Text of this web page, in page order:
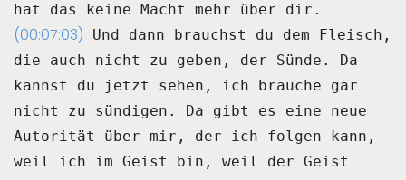
hat das keine Macht mehr über dir.
(00:07:03)
Und dann brauchst du dem Fleisch,
die auch nicht zu geben, der Sünde.
Da
kannst du jetzt sehen, ich brauche gar
nicht zu sündigen.
Da gibt es eine neue
Autorität über mir, der ich folgen kann,
weil ich im Geist bin, weil der Geist